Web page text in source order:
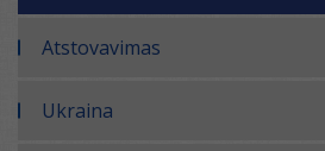
Atstovavimas
Ukraina